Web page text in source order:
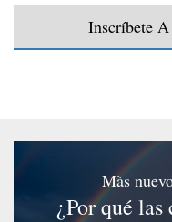
Inscríbete
Màs
¿Por qué las